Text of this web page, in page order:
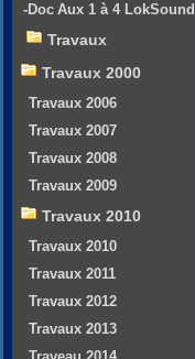
-Doc Aux 1 à 4 LokSound
Travaux
Travaux 2000
Travaux 2006
Travaux 2007
Travaux 2008
Travaux 2009
Travaux 2010
Travaux 2010
Travaux 2011
Travaux 2012
Travaux 2013